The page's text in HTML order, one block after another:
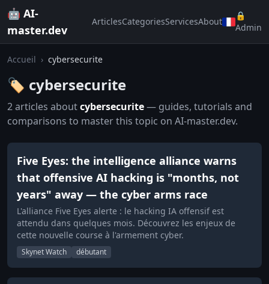
🤖 AI-
master.dev
ArticlesCategoriesServicesAbout
🔒
Admin
Accueil › cybersecurite
🏷️ cybersecurite
2 articles aboutcybersecurite— guides, tutorials and
comparisons to master this topic on AI-master.dev.
Five Eyes: the intelligence alliance warns
that offensive AI hacking is "months, not
years" away — the cyber arms race
L'alliance Five Eyes alerte : le hacking IA offensif est
attendu dans quelques mois. Découvrez les enjeux de
cette nouvelle course à l'armement cyber.
Skynet Watch débutant